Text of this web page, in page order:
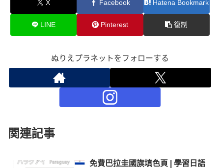
X Facebook Hatena Bookmark
LINE Pinterest 復制
ぬりえプラネットをフォローする
関連記事
免費巴拉圭國旗填色頁 | 學習日語